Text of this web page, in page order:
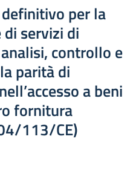
per la
servizi di
controllo e
parità di
a beni
fornitura
113/CE)